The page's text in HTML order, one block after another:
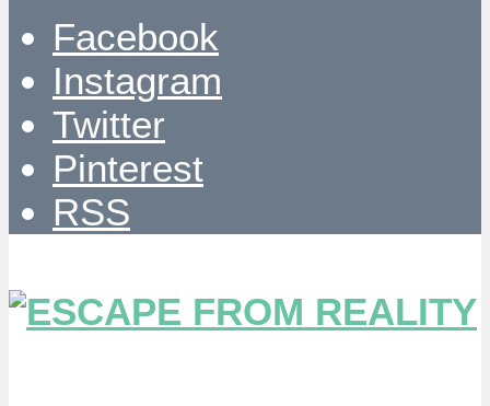
Facebook
Instagram
Twitter
Pinterest
RSS